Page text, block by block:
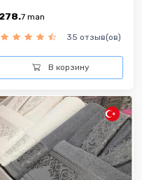
278.7 man
35 отзыв(ов)
В корзину